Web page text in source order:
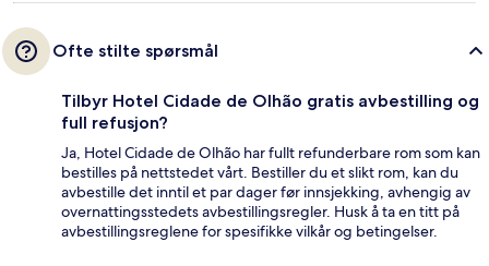
Ofte stilte spørsmål
Tilbyr Hotel Cidade de Olhão gratis avbestilling og
full refusjon?
Ja, Hotel Cidade de Olhão har fullt refunderbare rom som kan
bestilles på nettstedet vårt. Bestiller du et slikt rom, kan du
avbestille det inntil et par dager før innsjekking, avhengig av
overnattingsstedets avbestillingsregler. Husk å ta en titt på
avbestillingsreglene for spesifikke vilkår og betingelser.